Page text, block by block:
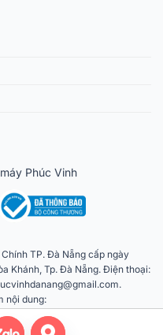
Phúc Vinh
TP. Đà Nẵng cấp ngày
Khánh, Tp. Đà Nẵng. Điện thoại:
nội dung: